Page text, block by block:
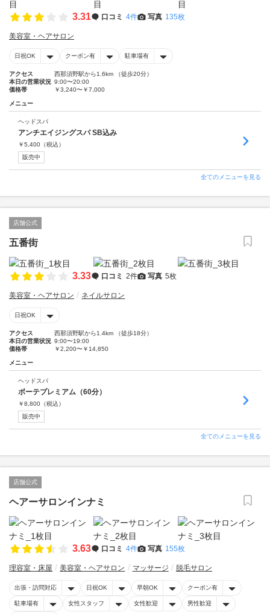
3.31 口コミ 4件 写真 135枚
美容室・ヘアサロン
日祝OK クーポン有 駐車場有
アクセス
西那須野駅から1.6km （徒歩20分）
本日の営業状況 9:00〜20:00
価格帯
￥3,240〜￥7,000
メニュー
ヘッドスパ
アンチエイジングスパ SB込み
￥5,400 （税込）
販売中
全てのメニューを見る
店舗公式
五番街
3.33 口コミ 2件 写真 5枚
美容室・ヘアサロン ネイルサロン
日祝OK
アクセス
西那須野駅から1.4km （徒歩18分）
本日の営業状況 9:00〜19:00
価格帯
￥2,200〜￥14,850
メニュー
ヘッドスパ
ボーテプレミアム（60分）
￥8,800 （税込）
販売中
全てのメニューを見る
店舗公式
ヘアーサロンインナミ
3.63 口コミ 4件 写真 155枚
理容室・床屋 美容室・ヘアサロン マッサージ 脱毛サロン
出張・訪問対応 日祝OK 早朝OK クーポン有
駐車場有 女性スタッフ 女性歓迎 男性歓迎